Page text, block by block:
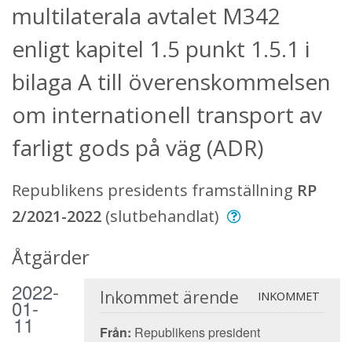
multilaterala avtalet M342
enligt kapitel 1.5 punkt 1.5.1 i
bilaga A till överenskommelsen
om internationell transport av
farligt gods på väg (ADR)
Republikens presidents framställning RP
2/2021-2022 (slutbehandlat)
Åtgärder
2022-
01-
11
Inkommet ärende INKOMMET
Från: Republikens president